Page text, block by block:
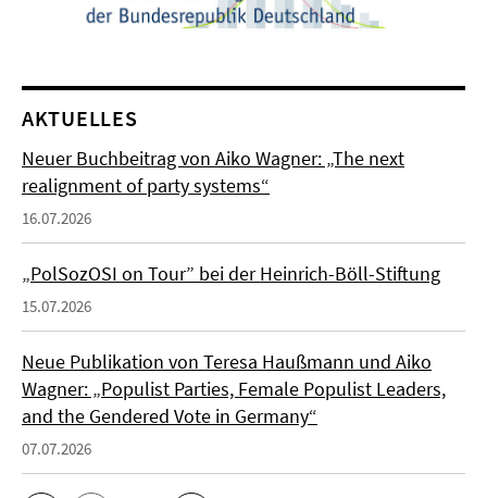
AKTUELLES
Neuer Buchbeitrag von Aiko Wagner: „The next
realignment of party systems“
16.07.2026
„PolSozOSI on Tour” bei der Heinrich-Böll-Stiftung
15.07.2026
Neue Publikation von Teresa Haußmann und Aiko
Wagner: „Populist Parties, Female Populist Leaders,
and the Gendered Vote in Germany“
07.07.2026